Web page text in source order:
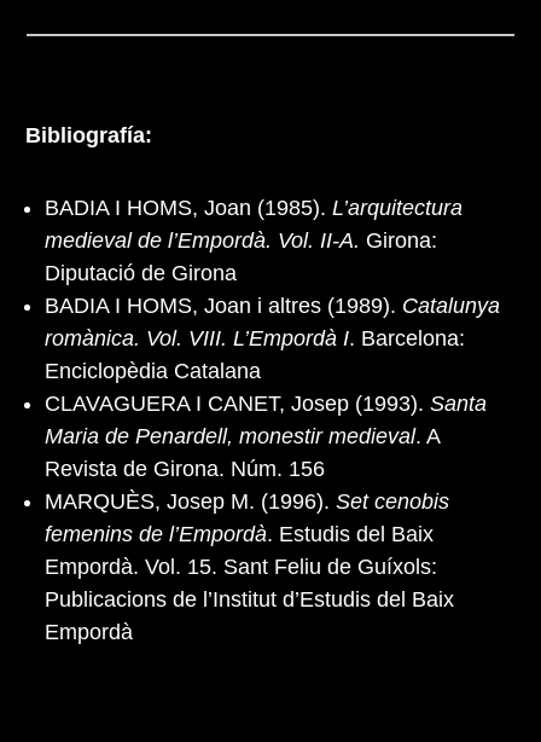
Bibliografía:
BADIA I HOMS, Joan (1985). L’arquitectura
medieval de l’Empordà. Vol. II-A. Girona:
Diputació de Girona
BADIA I HOMS, Joan i altres (1989). Catalunya
romànica. Vol. VIII. L’Empordà I. Barcelona:
Enciclopèdia Catalana
CLAVAGUERA I CANET, Josep (1993). Santa
Maria de Penardell, monestir medieval. A
Revista de Girona. Núm. 156
MARQUÈS, Josep M. (1996). Set cenobis
femenins de l’Empordà. Estudis del Baix
Empordà. Vol. 15. Sant Feliu de Guíxols:
Publicacions de l’Institut d’Estudis del Baix
Empordà